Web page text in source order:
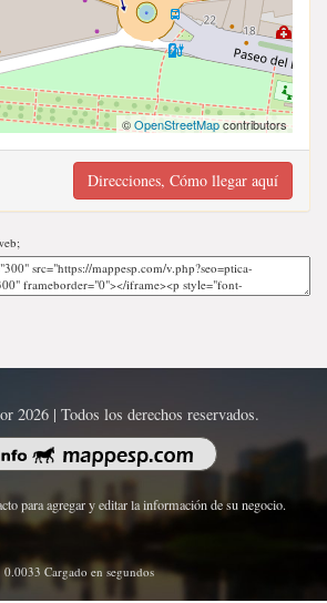
©OpenStreetMapcontributors
Direcciones, Cómo llegar aquí
2026 | Todos los derechos reservados.
para agregar y editar la información de su negocio.
0.0033 Cargado en segundos